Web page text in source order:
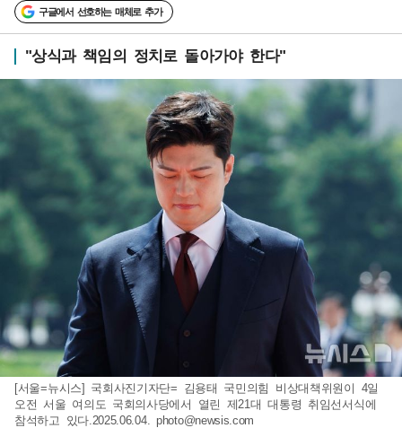
구글에서 선호하는 매체로 추가
"상식과 책임의 정치로 돌아가야 한다"
[서울=뉴시스] 국회사진기자단= 김용태 국민의힘 비상대책위원이 4일
오전 서울 여의도 국회의사당에서 열린 제21대 대통령 취임선서식에
참석하고 있다.2025.06.04. photo@newsis.com